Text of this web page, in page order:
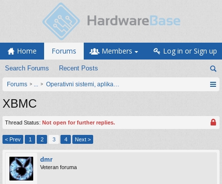
Home Forums
Search Forums Recent Posts
Members Log in or Sign up
Forums ... Operativni sistemi, aplikacije i programiranje
XBMC
Thread Status: Not open for further replies.
< Prev 1 2 3 4 Next >
dmr
Veteran foruma